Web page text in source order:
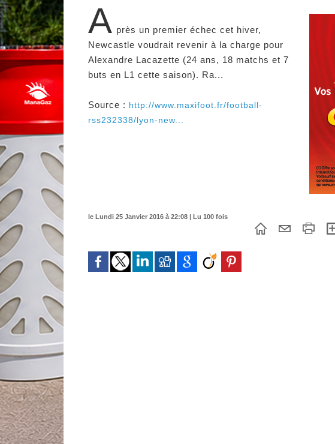
A près un premier échec cet hiver,
Newcastle voudrait revenir à la charge pour
Alexandre Lacazette (24 ans, 18 matchs et 7
buts en L1 cette saison). Ra...
Source : http://www.maxifoot.fr/football-
rss232338/lyon-new...
le Lundi 25 Janvier 2016 à 22:08 | Lu 100 fois